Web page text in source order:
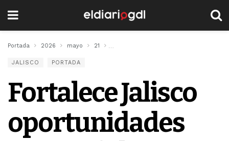
Portada 2026 mayo 21
JALISCO PORTADA
Fortalece Jalisco
oportunidades